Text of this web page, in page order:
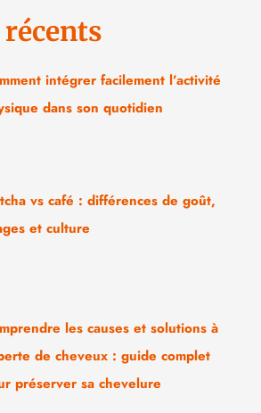
intégrer facilement l’activité
dans son quotidien
vs café : différences de goût,
et culture
les causes et solutions à
de cheveux : guide complet
préserver sa chevelure